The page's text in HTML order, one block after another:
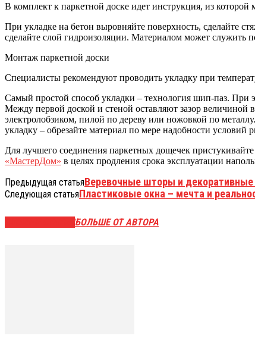
В комплект к паркетной доске идет инструкция, из
При укладке на бетон выровняйте поверхность, сделайте
сделайте слой гидроизоляции. Материалом может служить
Монтаж паркетной доски
Специалисты рекомендуют проводить укладку при
Самый простой способ укладки – технология шип-паз. При
Между первой доской и стеной оставляют зазор величиной
электролобзиком, пилой по дереву или ножовкой по
укладку – обрезайте материал по мере надобности условий
Для лучшего соединения паркетных дощечек
«МастерДом» в целях продления срока эксплуатации
Предыдущая статьяВеревочные шторы и
Следующая статьяПластиковые окна – мечта и
БОЛЬШЕ ОТ АВТОРА